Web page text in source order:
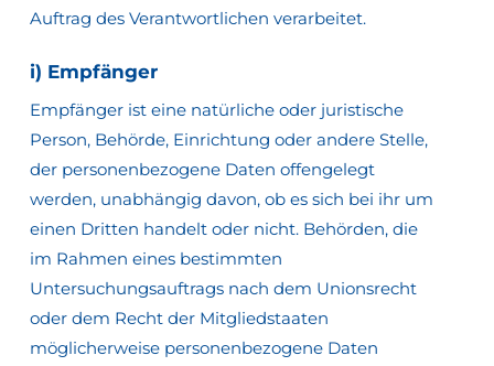
Auftrag des Verantwortlichen verarbeitet.
i) Empfänger
Empfänger ist eine natürliche oder juristische
Person, Behörde, Einrichtung oder andere Stelle,
der personenbezogene Daten offengelegt
werden, unabhängig davon, ob es sich bei ihr um
einen Dritten handelt oder nicht. Behörden, die
im Rahmen eines bestimmten
Untersuchungsauftrags nach dem Unionsrecht
oder dem Recht der Mitgliedstaaten
möglicherweise personenbezogene Daten